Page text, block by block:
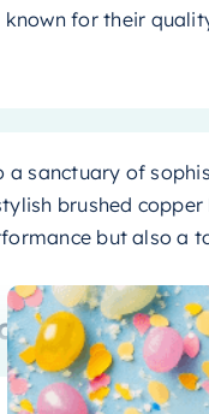
for their
a sanctuary of
brushed
but also a
Control
system, you can